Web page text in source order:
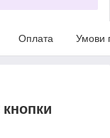
Оплата Умови